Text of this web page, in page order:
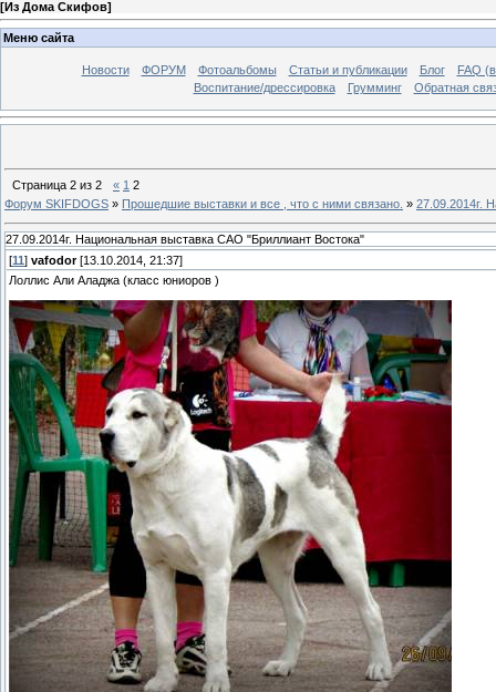
[Из Дома Скифов]
Меню сайта
Новости ФОРУМ Фотоальбомы Статьи и публикации Блог
FAQ
Воспитание/дрессировка
Грумминг Обратная
Страница 2 из 2 « 1 2
Форум SKIFDOGS » Прошедшие выставки и все , что с ними связано. » 27.09.2014г.
27.09.2014г. Национальная выставка САО "Бриллиант Востока"
[11] vafodor[13.10.2014, 21:37]
Лоллис Али Аладжа (класс юниоров )